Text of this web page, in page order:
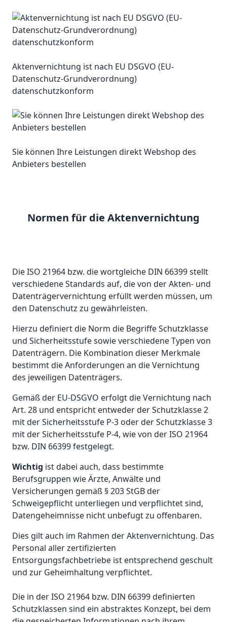
Aktenvernichtung ist nach EU DSGVO (EU-
Datenschutz-Grundverordnung)
datenschutzkonform
Sie können Ihre Leistungen direkt Webshop des
Anbieters bestellen
Normen für die Aktenvernichtung
Die ISO 21964 bzw. die wortgleiche DIN 66399 stellt
verschiedene Standards auf, die von der Akten- und
Datenträgervernichtung erfüllt werden müssen, um
den Datenschutz zu gewährleisten.
Hierzu definiert die Norm die Begriffe Schutzklasse
und Sicherheitsstufe sowie verschiedene Typen von
Datenträgern. Die Kombination dieser Merkmale
bestimmt die Anforderungen an die Vernichtung
des jeweiligen Datenträgers.
Gemäß der EU-DSGVO erfolgt die Vernichtung nach
Art. 28 und entspricht entweder der Schutzklasse 2
mit der Sicherheitsstufe P-3 oder der Schutzklasse 3
mit der Sicherheitsstufe P-4, wie von der ISO 21964
bzw. DIN 66399 festgelegt.
Wichtig ist dabei auch, dass bestimmte
Berufsgruppen wie Ärzte, Anwälte und
Versicherungen gemäß § 203 StGB der
Schweigepflicht unterliegen und verpflichtet sind,
Datengeheimnisse nicht unbefugt zu offenbaren.
Dies gilt auch im Rahmen der Aktenvernichtung. Das
Personal aller zertifizierten
Entsorgungsfachbetriebe ist entsprechend geschult
und zur Geheimhaltung verpflichtet.
Die in der ISO 21964 bzw. DIN 66399 definierten
Schutzklassen sind ein abstraktes Konzept, bei dem